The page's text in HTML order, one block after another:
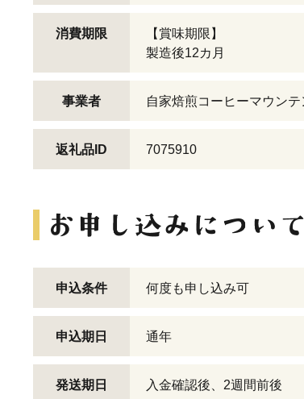
消費期限
【賞味期限】
製造後12カ月
事業者 自家焙煎コーヒーマウンテ
返礼品ID 7075910
申込条件 何度も申し込み可
申込期日 通年
発送期日 入金確認後、2週間前後